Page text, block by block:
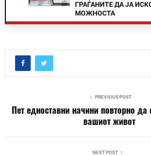
ГРАЃАНИТЕ ДА ЈА
МОЖНОСТА
PREVIOUS POST
Пет едноставни начини повторно да
вашиот живот
NEXT POST